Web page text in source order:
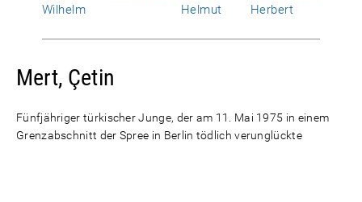
Wilhelm
Helmut
Herbert
Mert, Çetin
Fünfjähriger türkischer Junge, der am 11. Mai 1975 in einem
Grenzabschnitt der Spree in Berlin tödlich verunglückte